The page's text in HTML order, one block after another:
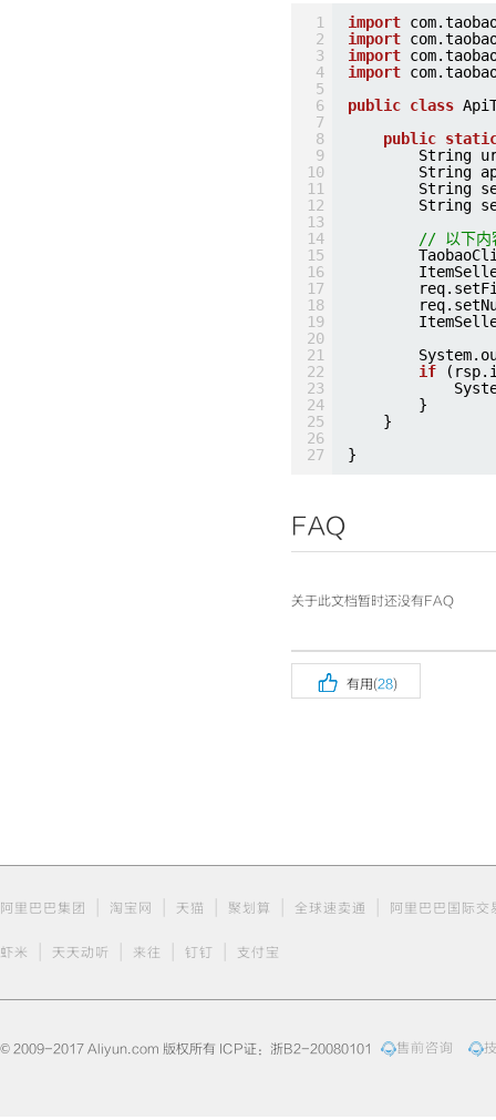
1
2
3
4
5
6
7
8
9
10
11
12
13
14
15
16
17
18
19
20
21
22
23
24
25
26
27
import
import
import
import
public class
public
String
String
String
String
// 以下内
if
}
}
}
FAQ
关于此文档暂时还没有FAQ
 有用(28)
阿里巴巴集团 淘宝网 天猫 聚划算 全球速卖通 阿里巴巴国际交
虾米 天天动听 来往 钉钉 支付宝
© 2009-2017 Aliyun.com 版权所有 ICP证：浙B2-20080101 售前咨询